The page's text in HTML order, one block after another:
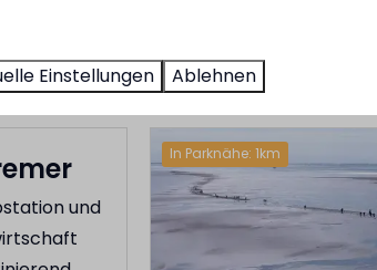
und
In Parknähe: 1km
Einstellungen Ablehnen